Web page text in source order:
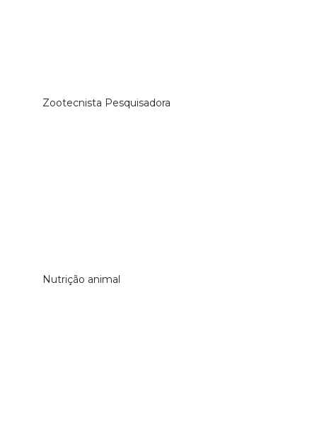
Zootecnista Pesquisadora
Nutrição animal